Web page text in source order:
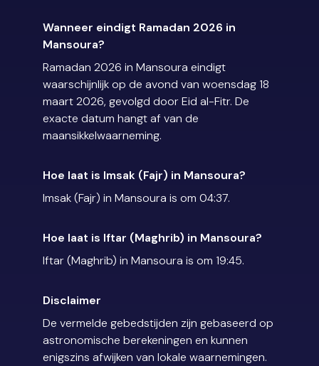
Wanneer eindigt Ramadan 2026 in
Mansoura?
Ramadan 2026 in Mansoura eindigt
waarschijnlijk op de avond van woensdag 18
maart 2026, gevolgd door Eid al-Fitr. De
exacte datum hangt af van de
maansikkelwaarneming.
Hoe laat is Imsak (Fajr) in Mansoura?
Imsak (Fajr) in Mansoura is om 04:37.
Hoe laat is Iftar (Maghrib) in Mansoura?
Iftar (Maghrib) in Mansoura is om 19:45.
Disclaimer
De vermelde gebedstijden zijn gebaseerd op
astronomische berekeningen en kunnen
enigszins afwijken van lokale waarnemingen.